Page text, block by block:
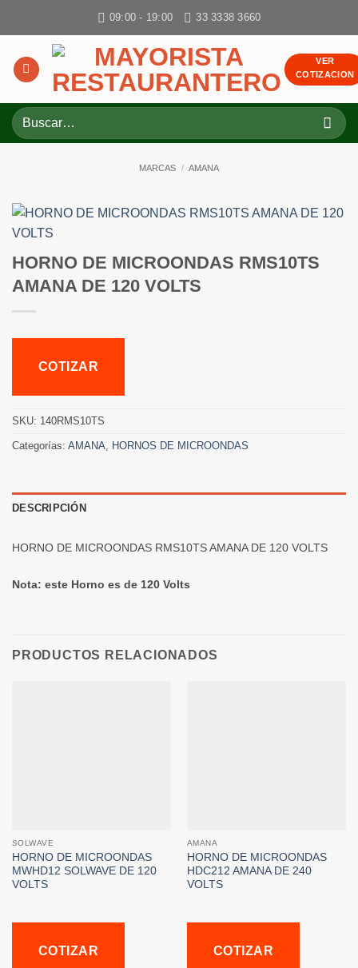
09:00 - 19:00 33 3338 3660
VER
COTIZACION
Buscar
por:
MARCAS / AMANA
HORNO DE MICROONDAS RMS10TS
AMANA DE 120 VOLTS
COTIZAR
SKU: 140RMS10TS
Categorías: AMANA, HORNOS DE MICROONDAS
DESCRIPCIÓN
HORNO DE MICROONDAS RMS10TS AMANA DE 120 VOLTS
Nota: este Horno es de 120 Volts
PRODUCTOS RELACIONADOS
SOLWAVE
HORNO DE MICROONDAS
MWHD12 SOLWAVE DE 120
VOLTS
COTIZAR
AMANA
HORNO DE MICROONDAS
HDC212 AMANA DE 240
VOLTS
COTIZAR